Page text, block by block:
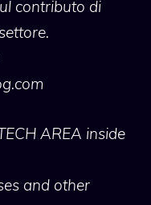
contributo di
AREA inside
and other